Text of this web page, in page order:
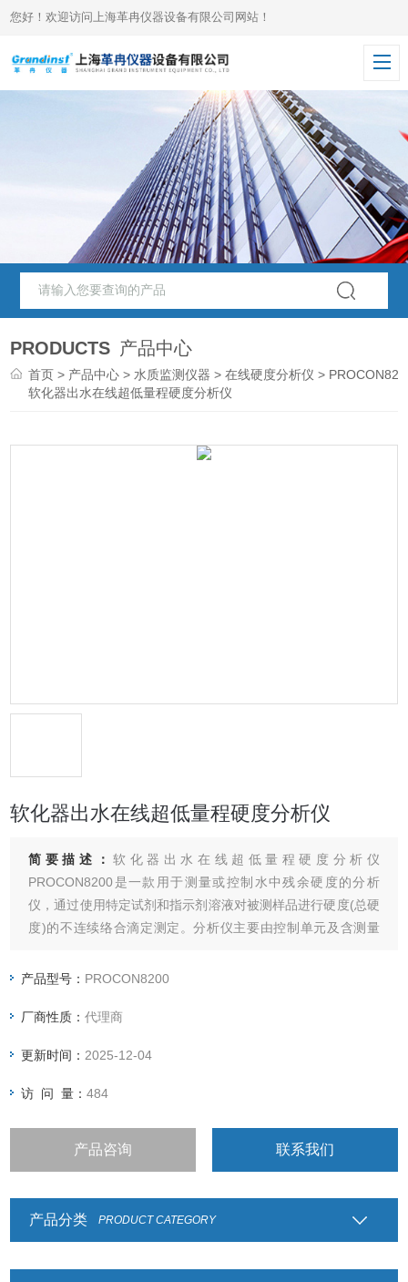
您好！欢迎访问上海革冉仪器设备有限公司网站！
PRODUCTS 产品中心
首页 > 产品中心 > 水质监测仪器 >在线硬度分析仪 >
软化器出水在线超低量程硬度分析仪
软化器出水在线超低量程硬度分析仪
简要描述：软化器出水在线超低量程硬度分析仪
PROCON8200是一款用于测量或控制水中残余硬度的分析
仪，通过使用特定试剂和指示剂溶液对被测样品进行硬度(总硬
度)的不连续络合滴定测定。分析仪主要由控制单元及含测量
器控制整个测量过程，包括进样、冲洗、泵入试剂，光电系统
产品型号： PROCON8200
厂商性质：代理商
更新时间： 2025-12-04
访 问 量：484
产品咨询 联系我们
产品分类 PRODUCT CATEGORY